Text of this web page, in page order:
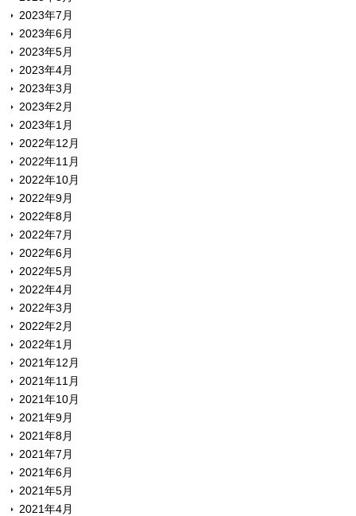
2023年7月
2023年6月
2023年5月
2023年4月
2023年3月
2023年2月
2023年1月
2022年12月
2022年11月
2022年10月
2022年9月
2022年8月
2022年7月
2022年6月
2022年5月
2022年4月
2022年3月
2022年2月
2022年1月
2021年12月
2021年11月
2021年10月
2021年9月
2021年8月
2021年7月
2021年6月
2021年5月
2021年4月